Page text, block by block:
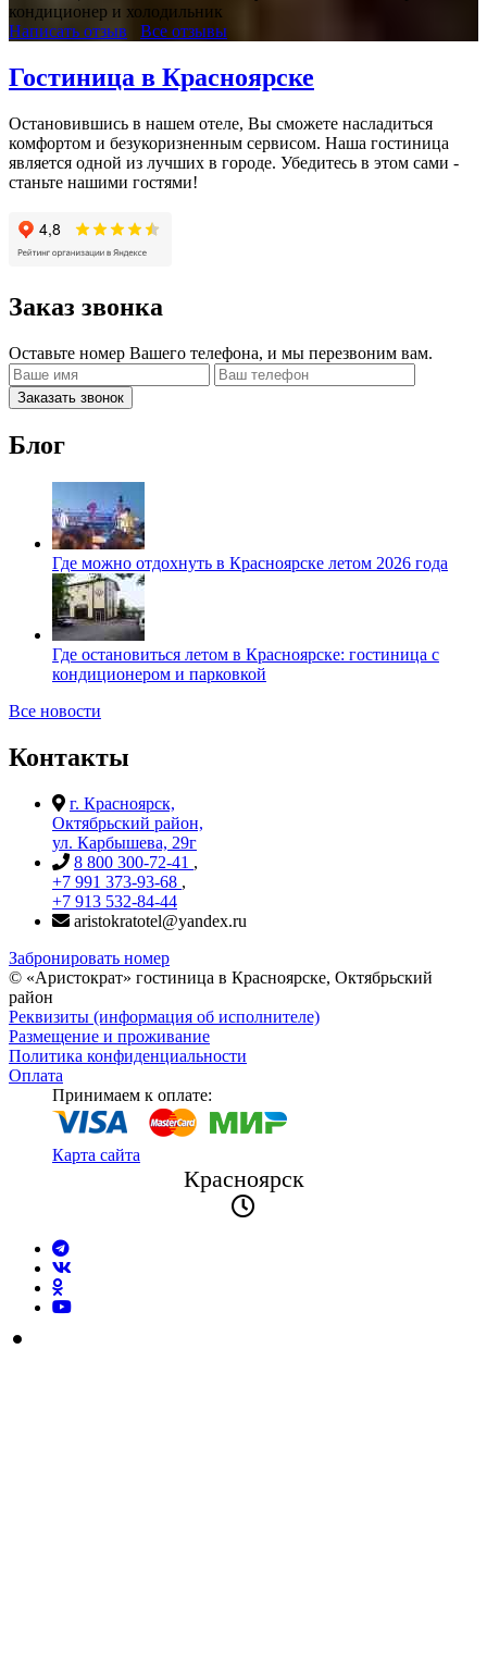
кондиционер и холодильник
Написать отзыв
Все отзывы
Гостиница в Красноярске
Остановившись в нашем отеле, Вы сможете насладиться
комфортом и безукоризненным сервисом. Наша гостиница
является одной из лучших в городе. Убедитесь в этом сами -
станьте нашими гостями!
Заказ звонка
Оставьте номер Вашего телефона, и мы перезвоним вам.
Заказать звонок
Блог
Где можно отдохнуть в Красноярске летом 2026 года
Где остановиться летом в Красноярске: гостиница с
кондиционером и парковкой
Все новости
Контакты
г. Красноярск,
Октябрьский район,
ул. Карбышева, 29г
8 800 300-72-41 ,
+7 991 373-93-68 ,
+7 913 532-84-44
aristokratotel@yandex.ru
Забронировать номер
© «Аристократ» гостиница в Красноярске, Октябрьский
район
Реквизиты (информация об исполнителе)
Размещение и проживание
Политика конфиденциальности
Оплата
Принимаем к оплате:
Карта сайта
Красноярск